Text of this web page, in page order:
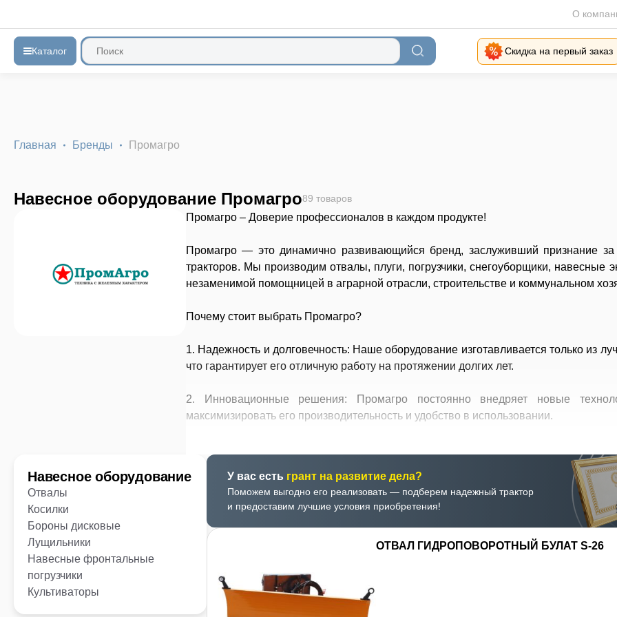
О
Каталог Скидка на первый заказ
Главная Бренды Промагро
Навесное оборудование Промагро89 товаров
Промагро – Доверие профессионалов в каждом продукте!
Промагро — это динамично развивающийся бренд, заслуживший признание за
тракторов. Мы производим отвалы, плуги, погрузчики, снегоуборщики, навесные
незаменимой помощницей в аграрной отрасли, строительстве и коммунальном
Почему стоит выбрать Промагро?
1. Надежность и долговечность: Наше оборудование изготавливается только из
что гарантирует его отличную работу на протяжении долгих лет.
2. Инновационные решения: Промагро постоянно внедряет новые
максимизировать его производительность и удобство в использовании.
тракторов и может быть использовано в различных условиях работы.
4. Простота в эксплуатации: Промагро делает акцент на интуитивно понятные
упрощает процесс обучения и повседневную эксплуатацию.
5. Экономическая выгода: Снижение операционных затрат благодаря
6. Отличная послепродажная поддержка: Мы предлагаем комплексное
квалифицированную техническую помощь.
Навесное оборудование
Отвалы
Косилки
Бороны дисковые
Лущильники
Навесные фронтальные
погрузчики
Культиваторы
У вас есть грант на развитие дела?
Поможем выгодно его реализовать — подберем надежный трактор
и предоставим лучшие условия приобретения!
ОТВАЛ ГИДРОПОВОРОТНЫЙ БУЛАТ S-26